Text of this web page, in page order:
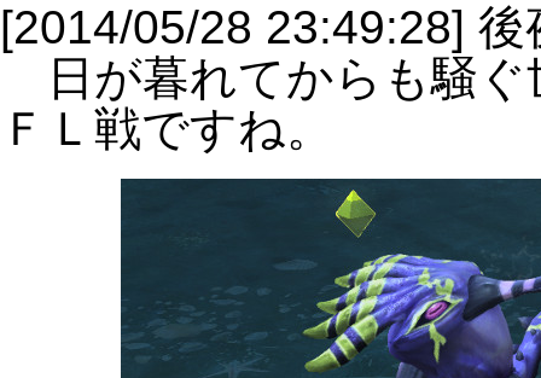
[2014/05/28 23:49:28] 後
日が暮れてからも騒ぐ
ＦＬ戦ですね。